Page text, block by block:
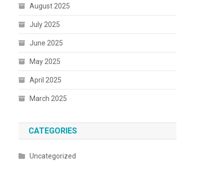
August 2025
July 2025
June 2025
May 2025
April 2025
March 2025
CATEGORIES
Uncategorized